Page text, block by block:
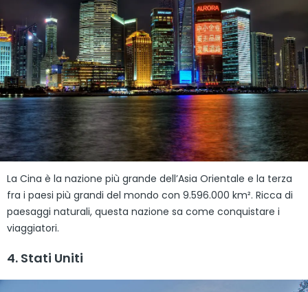
La Cina è la nazione più grande dell’Asia Orientale e la terza
fra i paesi più grandi del mondo con 9.596.000 km². Ricca di
paesaggi naturali, questa nazione sa come conquistare i
viaggiatori.
4. Stati Uniti